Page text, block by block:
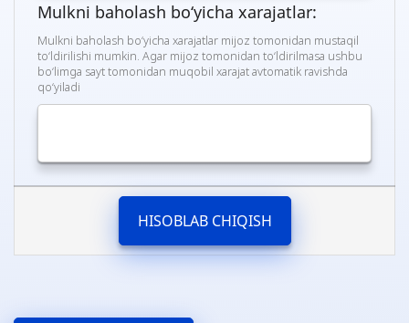
Mulkni baholash bo‘yicha xarajatlar:
Mulkni baholash bo‘yicha xarajatlar mijoz tomonidan mustaqil
to‘ldirilishi mumkin. Agar mijoz tomonidan to‘ldirilmasa ushbu
bo‘limga sayt tomonidan muqobil xarajat avtomatik ravishda
qo‘yiladi
HISOBLAB CHIQISH